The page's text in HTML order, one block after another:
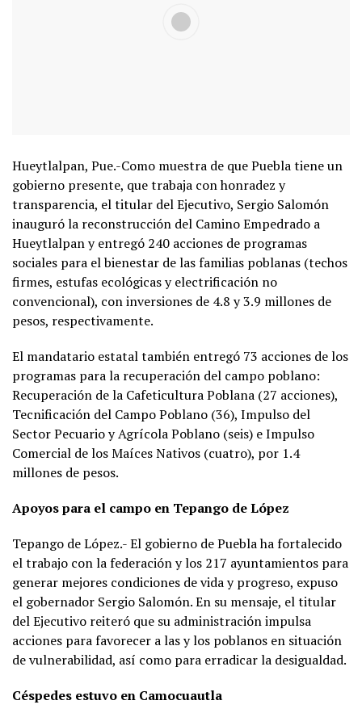
Hueytlalpan, Pue.-Como muestra de que Puebla tiene un
gobierno presente, que trabaja con honradez y
transparencia, el titular del Ejecutivo, Sergio Salomón
inauguró la reconstrucción del Camino Empedrado a
Hueytlalpan y entregó 240 acciones de programas
sociales para el bienestar de las familias poblanas (techos
firmes, estufas ecológicas y electrificación no
convencional), con inversiones de 4.8 y 3.9 millones de
pesos, respectivamente.
El mandatario estatal también entregó 73 acciones de los
programas para la recuperación del campo poblano:
Recuperación de la Cafeticultura Poblana (27 acciones),
Tecnificación del Campo Poblano (36), Impulso del
Sector Pecuario y Agrícola Poblano (seis) e Impulso
Comercial de los Maíces Nativos (cuatro), por 1.4
millones de pesos.
Apoyos para el campo en Tepango de López
Tepango de López.- El gobierno de Puebla ha fortalecido
el trabajo con la federación y los 217 ayuntamientos para
generar mejores condiciones de vida y progreso, expuso
el gobernador Sergio Salomón. En su mensaje, el titular
del Ejecutivo reiteró que su administración impulsa
acciones para favorecer a las y los poblanos en situación
de vulnerabilidad, así como para erradicar la desigualdad.
Céspedes estuvo en Camocuautla